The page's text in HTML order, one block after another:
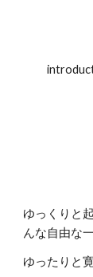
ゆっくりと
んな自由な
ゆったりと